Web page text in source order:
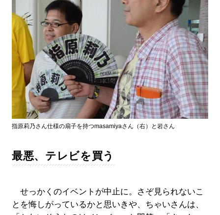
指原莉乃さん仕様の扇子を持つmasamiyaさん（右）と岩さん
最悪、テレビを買う
せっかくのイベントが中止に。さぞ見られないこ
とを悔しがっているかと思いきや、ちゃいさんは、